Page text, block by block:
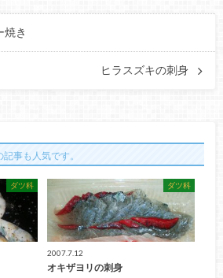
焼き
ヒラスズキの刺身
記事も人気です。
ダツ科 ダツ科
2007.7.12
オキザヨリの刺身